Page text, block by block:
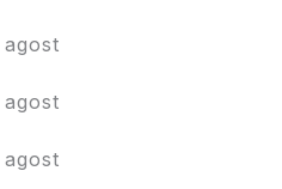
agost
agost
agost